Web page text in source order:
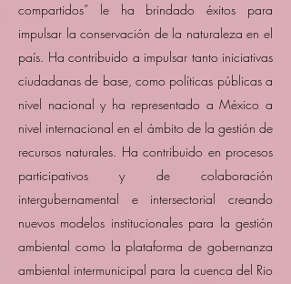
compartidos” le ha brindado éxitos para
impulsar la conservación de la naturaleza en el
país. Ha contribuido a impulsar tanto iniciativas
ciudadanas de base, como políticas públicas a
nivel nacional y ha representado a México a
nivel internacional en el ámbito de la gestión de
recursos naturales. Ha contribuido en procesos
participativos y de colaboración
intergubernamental e intersectorial creando
nuevos modelos institucionales para la gestión
ambiental como la plataforma de gobernanza
ambiental intermunicipal para la cuenca del Rio